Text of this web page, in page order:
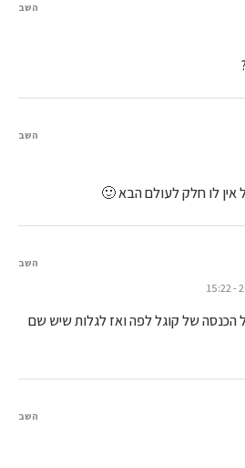
השב
אין לו חלק לעולם הבא 🙂
השב
הכנסה של קוגל לפה ואז לגלות שיש שם
השב
השב